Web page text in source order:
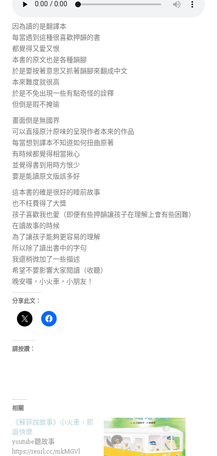
因為讀的是翻譯本
每當遇到這種很喜歡押韻的書
都覺得又愛又恨
本書的原文也是各種韻腳
於是要按著意思又抓著韻腳來翻成中文
本來難度就很高
於是不免出現一些有點奇怪的詮釋
但倒是瑕不掩瑜
畫面倒是無國界
可以直接原汁原味的呈現作者本來的作品
每當想到譯本不知道如何扭曲原著
有時候都覺得相當揪心
並覺得書到用時方恨少
要是能讀原文版該多好
這本書的確是很好的睡前故事
也不枉費得了大獎
孩子喜歡我也愛（即便有些押韻讓孩子在理解上會有些困難）
在讀故事的時候
為了讓孩子能夠更容易的理解
所以除了讀出書中的字句
我還稍微加了一些描述
希望不要影響大家閱讀（收聽）
晚安囉，小火車，小朋友！
分享此文：
請按讚：
相關
《蘇菲說故事》小火車，耶
誕快樂
youtube聽故事
https://reurl.cc/mkMGVl